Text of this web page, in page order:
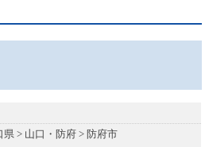
県 > 山口・防府 > 防府市